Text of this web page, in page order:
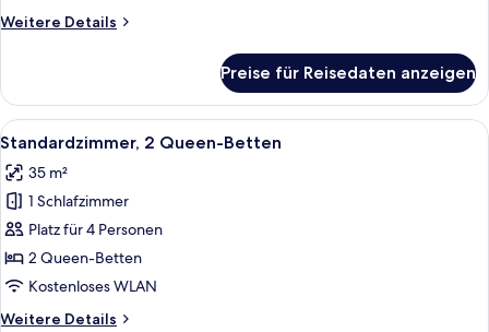
Weitere Details
Weitere
1 King-
Bett
Preise für Reisedaten anzeigen
Alle
Fotos
für
Standardzimmer,
2 Queen-
Betten
anzeigen
Ein Hotelzimmer mit zwei Betten,
8
Standardzimmer, 2 Queen-Betten
35 m²
1 Schlafzimmer
Platz für 4 Personen
2 Queen-Betten
Kostenloses WLAN
Weitere Details
Weitere